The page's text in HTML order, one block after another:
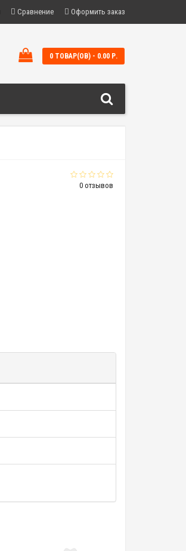
Сравнение Оформить заказ
0 ТОВАР(ОВ) - 0.00 Р.
0 отзывов